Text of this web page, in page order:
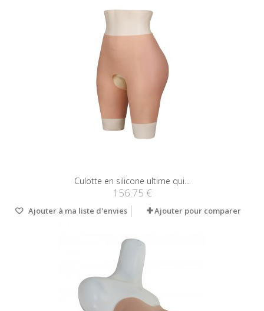
Culotte en silicone ultime qui...
156.75 €
Ajouter à ma liste d'envies Ajouter pour comparer